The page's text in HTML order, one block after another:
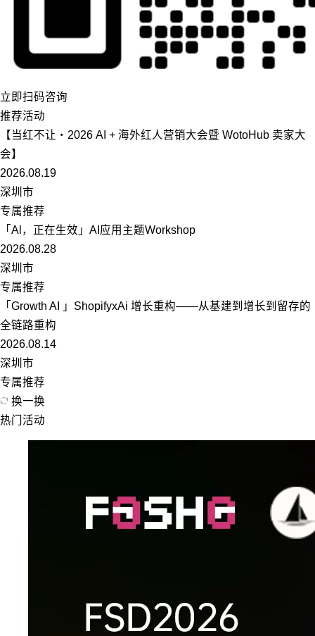
立即扫码咨询
推荐活动
【当红不让・2026 AI + 海外红人营销大会暨 WotoHub 卖家大
会】
2026.08.19
深圳市
专属推荐
「Al，正在生效」AI应用主题Workshop
2026.08.28
深圳市
专属推荐
「Growth AI 」ShopifyxAi 增长重构——从基建到增长到留存的
全链路重构
2026.08.14
深圳市
专属推荐
换一换
热门活动